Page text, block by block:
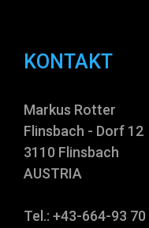
KONTAKT
Markus Rotter
Flinsbach - Dorf 12
3110 Flinsbach
AUSTRIA
Tel.: +43-664-93 70